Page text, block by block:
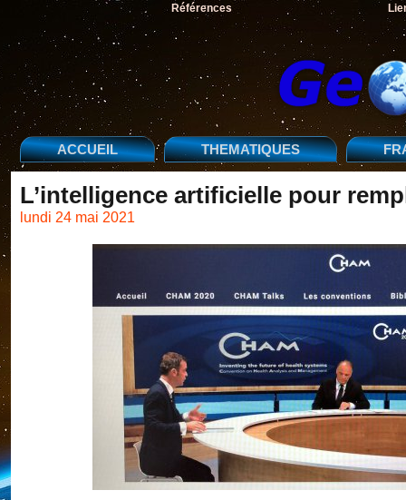
Références
ACCUEIL THEMATIQUES
L’intelligence artificielle pour
lundi 24 mai 2021